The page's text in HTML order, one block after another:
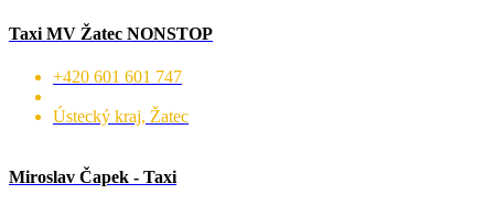
Taxi MV Žatec NONSTOP
+420 601 601 747
Ústecký kraj, Žatec
Miroslav Čapek - Taxi